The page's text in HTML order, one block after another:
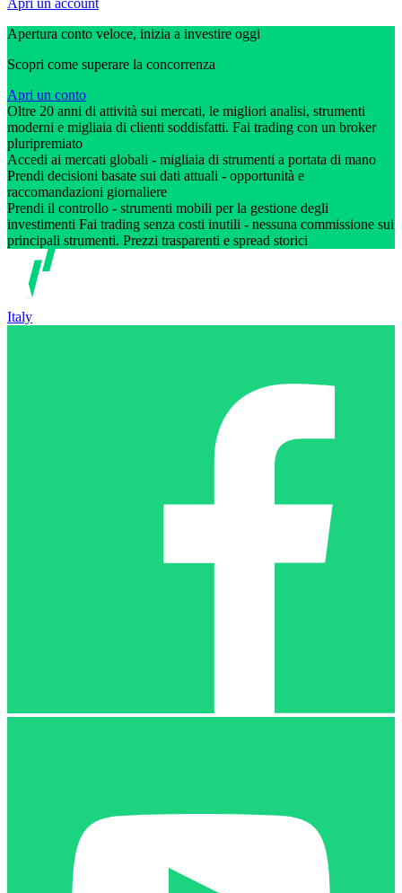
Apri un account
Apertura conto veloce, inizia a investire oggi
Scopri come superare la concorrenza
Apri un conto
Oltre 20 anni di attività sui mercati, le migliori analisi, strumenti
moderni e migliaia di clienti soddisfatti. Fai trading con un broker
pluripremiato
Accedi ai mercati globali - migliaia di strumenti a portata di mano
Prendi decisioni basate sui dati attuali - opportunità e
raccomandazioni giornaliere
Prendi il controllo - strumenti mobili per la gestione degli
investimenti Fai trading senza costi inutili - nessuna commissione sui
principali strumenti. Prezzi trasparenti e spread storici
Italy